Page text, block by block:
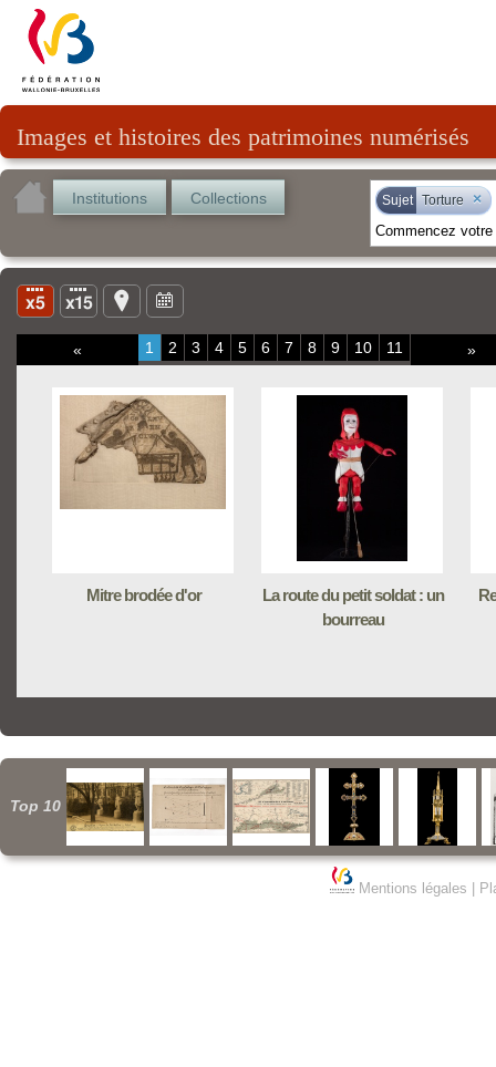
Images et histoires des patrimoines numérisés
Institutions Collections Sujet Torture ×
« 1 2 3 4 5 6 7 8 9 10 11 »
Mitre brodée d'or
La route du petit soldat : un
bourreau
Top 10
Mentions légales